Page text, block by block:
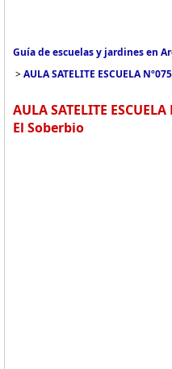
Guía de escuelas y jardines en
>AULA SATELITE ESCUELA
AULA SATELITE
El Soberbio